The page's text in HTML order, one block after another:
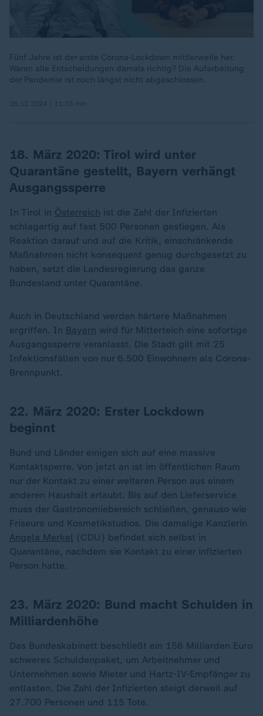
Fünf Jahre ist der erste Corona-Lockdown mittlerweile her.
Waren alle Entscheidungen damals richtig? Die Aufarbeitung
der Pandemie ist noch längst nicht abgeschlossen.
18. März 2020: Tirol wird unter
Quarantäne gestellt, Bayern verhängt
Ausgangssperre
In Tirol in Österreich ist die Zahl der Infizierten
schlagartig auf fast 500 Personen gestiegen. Als
Reaktion darauf und auf die Kritik, einschränkende
Maßnahmen nicht konsequent genug durchgesetzt zu
haben, setzt die Landesregierung das ganze
Bundesland unter Quarantäne.
Auch in Deutschland werden härtere Maßnahmen
ergriffen. In Bayern wird für Mitterteich eine sofortige
Ausgangssperre veranlasst. Die Stadt gilt mit 25
Infektionsfällen von nur 6.500 Einwohnern als Corona-
Brennpunkt.
22. März 2020: Erster Lockdown
beginnt
Bund und Länder einigen sich auf eine massive
Kontaktsperre. Von jetzt an ist im öffentlichen Raum
nur der Kontakt zu einer weiteren Person aus einem
anderen Haushalt erlaubt. Bis auf den Lieferservice
muss der Gastronomiebereich schließen, genauso wie
Friseure und Kosmetikstudios. Die damalige Kanzlerin
Angela Merkel (CDU) befindet sich selbst in
Quarantäne, nachdem sie Kontakt zu einer infizierten
Person hatte.
23. März 2020: Bund macht Schulden in
Milliardenhöhe
Das Bundeskabinett beschließt ein 156 Milliarden Euro
schweres Schuldenpaket, um Arbeitnehmer und
Unternehmen sowie Mieter und Hartz-IV-Empfänger zu
entlasten. Die Zahl der Infizierten steigt derweil auf
27.700 Personen und 115 Tote.